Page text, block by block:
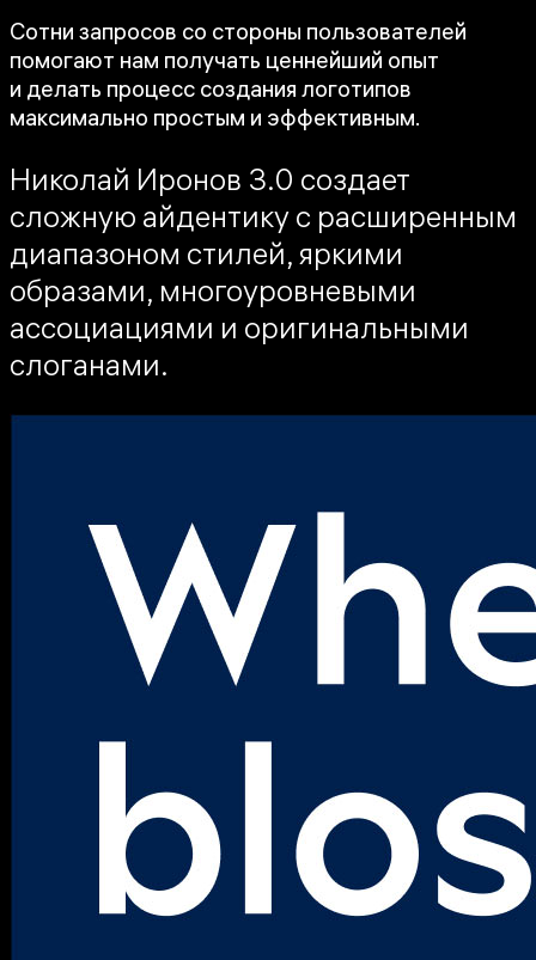
Сотни запросов со стороны пользователей
помогают нам получать ценнейший опыт
и делать процесс создания логотипов
максимально простым и эффективным.
Николай Иронов 3.0 создает
сложную айдентику с расширенным
диапазоном стилей, яркими
образами, многоуровневыми
ассоциациями и оригинальными
слоганами.